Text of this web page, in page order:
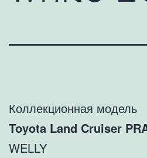
Коллекционная модель
Toyota Land Cruiser
WELLY